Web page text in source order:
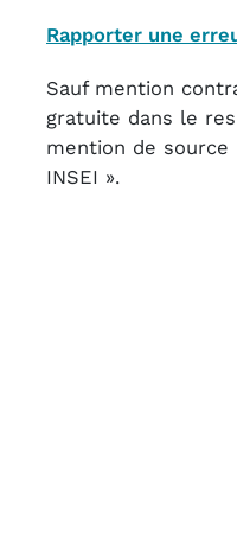
Rapporter une
Sauf mention
gratuite dans le
mention de
INSEI ».